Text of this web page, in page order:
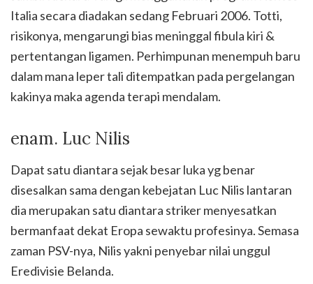
Italia secara diadakan sedang Februari 2006. Totti,
risikonya, mengarungi bias meninggal fibula kiri &
pertentangan ligamen. Perhimpunan menempuh baru
dalam mana leper tali ditempatkan pada pergelangan
kakinya maka agenda terapi mendalam.
enam. Luc Nilis
Dapat satu diantara sejak besar luka yg benar
disesalkan sama dengan kebejatan Luc Nilis lantaran
dia merupakan satu diantara striker menyesatkan
bermanfaat dekat Eropa sewaktu profesinya. Semasa
zaman PSV-nya, Nilis yakni penyebar nilai unggul
Eredivisie Belanda.